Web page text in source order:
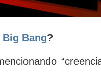
Big Bang?